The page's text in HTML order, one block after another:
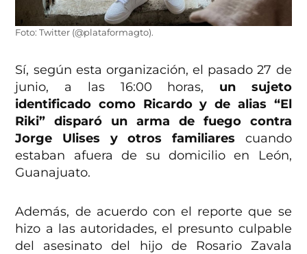
Foto: Twitter (@plataformagto).
Sí, según esta organización, el pasado 27 de
junio, a las 16:00 horas, un sujeto
identificado como Ricardo y de alias “El
Riki” disparó un arma de fuego contra
Jorge Ulises y otros familiares cuando
estaban afuera de su domicilio en León,
Guanajuato.
Además, de acuerdo con el reporte que se
hizo a las autoridades, el presunto culpable
del asesinato del hijo de Rosario Zavala